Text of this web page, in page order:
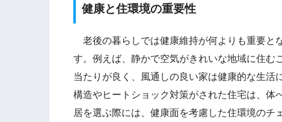
健康と住環境の重要性
老後の暮らしでは健康維持が何よりも重要と
す。例えば、静かで空気がきれいな地域に住む
当たりが良く、風通しの良い家は健康的な生活
構造やヒートショック対策がされた住宅は、体
居を選ぶ際には、健康面を考慮した住環境のチ